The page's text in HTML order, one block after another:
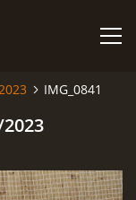
IMG_0841